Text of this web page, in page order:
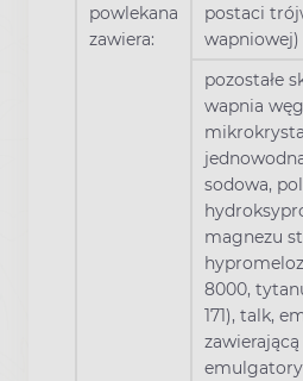
powlekana
zawiera:
postaci
wapniowej)
pozostałe
wapnia
sodowa,
magnezu
8000,
171), talk,